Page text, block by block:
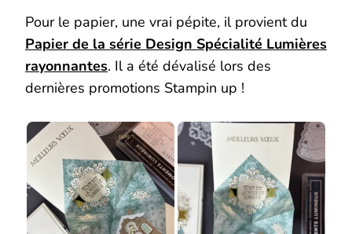
Pour le papier, une vrai pépite, il provient du
Papier de la série Design Spécialité Lumières
rayonnantes. Il a été dévalisé lors des
dernières promotions Stampin up !